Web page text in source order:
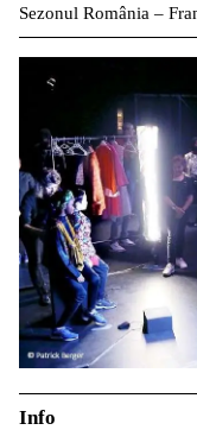
Sezonul România –
Info